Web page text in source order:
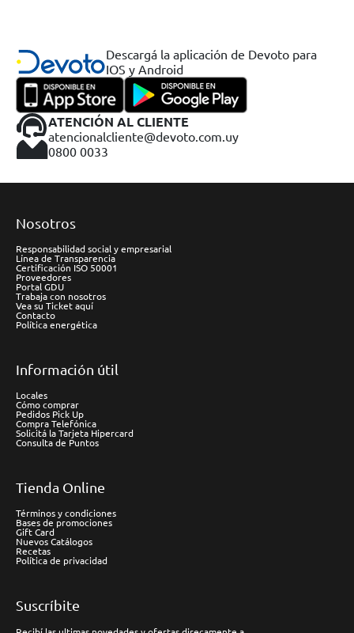
Descargá la aplicación de Devoto para
IOS y Android
ATENCIÓN AL CLIENTE
atencionalcliente@devoto.com.uy
0800 0033
Nosotros
Responsabilidad social y empresarial
Línea de Transparencia
Certificación ISO 50001
Proveedores
Portal GDU
Trabaja con nosotros
Vea su Ticket aquí
Contacto
Política energética
Información útil
Locales
Cómo comprar
Pedidos Pick Up
Compra Telefónica
Solicitá la Tarjeta Hipercard
Consulta de Puntos
Tienda Online
Términos y condiciones
Bases de promociones
Gift Card
Nuevos Catálogos
Recetas
Política de privacidad
Suscríbite